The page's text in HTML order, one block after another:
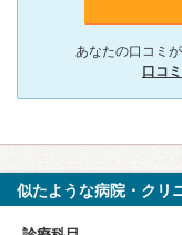
あなたの口コミ
口コ
似たような病院・クリ